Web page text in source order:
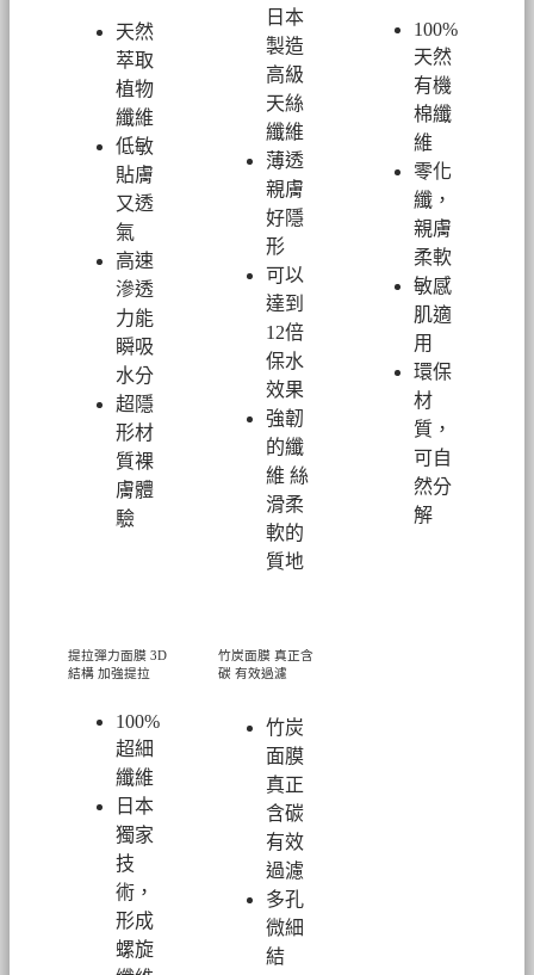
天然
萃取
植物
纖維
低敏
貼膚
又透
氣
高速
滲透
力能
瞬吸
水分
超隱
形材
質裸
膚體
驗
日本
製造
高級
天絲
纖維
薄透
親膚
好隱
形
可以
達到
12倍
保水
效果
強韌
的纖
維 絲
滑柔
軟的
質地
100%
天然
有機
棉纖
維
零化
纖，
親膚
柔軟
敏感
肌適
用
環保
材
質，
可自
然分
解
提拉彈力面膜 3D
結構 加強提拉
100%
超細
纖維
日本
獨家
技
術，
形成
螺旋
竹炭面膜 真正含
碳 有效過濾
竹炭
面膜
真正
含碳
有效
過濾
多孔
微細
結